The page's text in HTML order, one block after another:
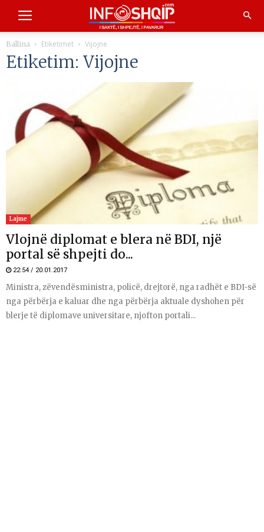
Ballina Etiketimet Vijojne
Etiketim: Vijojne
Lajme
Vlojnë diplomat e blera në BDI, një
portal së shpejti do...
22:54 / 20.01.2017
Ministra, zëvendësministra, policë, drejtorë, nga radhët e BDI-së
nga përbërja e kaluar dhe nga përbërja aktuale dyshohen për
blerje të diplomave universitare, njofton portali...